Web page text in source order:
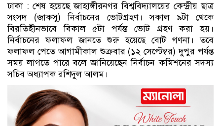
ঢাকা : শেষ হয়েছে জাহাঙ্গীরনগর বিশ্ববিদ্যালয়ের কেন্দ্রীয় ছাত্র
সংসদ (জাকসু) নির্বাচনের ভোটগ্রহণ। সকাল ৯টা থেকে
বিরতিহীনভাবে বিকাল ৫টা পর্যন্ত ভোট গ্রহণ করা হয়।
নির্বাচনের ফলাফল জানতে শুরু হয়েছে বোট গণনা। তবে
ফলাফল পেতে আগামীকাল শুক্রবার (১২ সেপ্টেম্বর) দুপুর পর্যন্ত
সময় লাগতে পারে বলে জানিয়েছেন নির্বাচন কমিশনের সদস্য
সচিব অধ্যাপক রশিদুল আলম।